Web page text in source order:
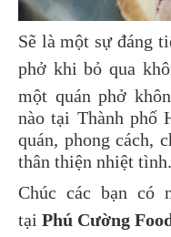
Sẽ là một sự đáng
phở khi bỏ qua
một quán phở
nào tại Thành phố
quán, phong cách,
thân thiện nhiệt
Chúc các bạn có
tại Phú Cường